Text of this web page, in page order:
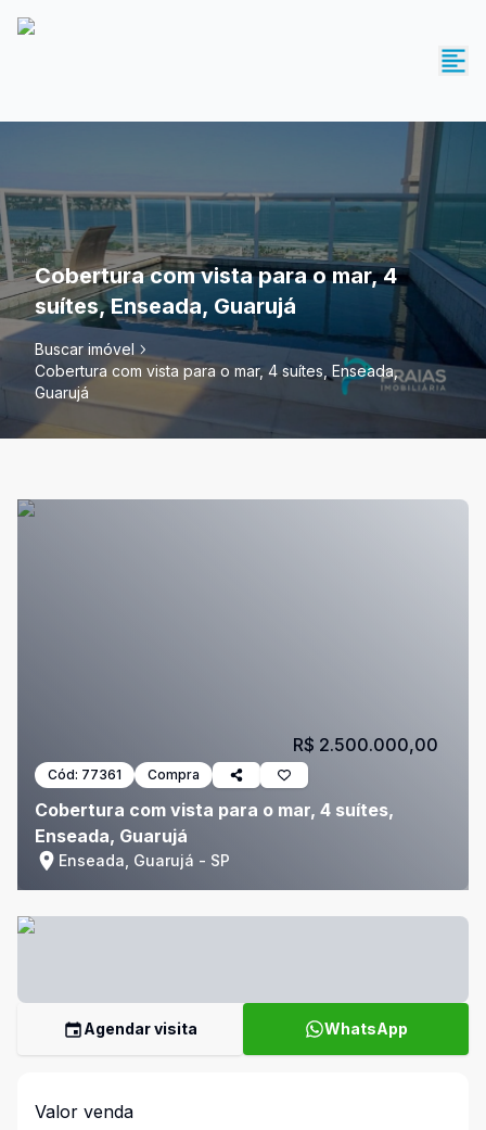
Cobertura com vista para o mar, 4
suítes, Enseada, Guarujá
Buscar imóvel
Cobertura com vista para o mar, 4 suítes, Enseada,
Guarujá
Cód: 77361 Compra
Cobertura com vista para o mar, 4 suítes,
Enseada, Guarujá
Enseada, Guarujá - SP
R$ 2.500.000,00
Agendar visita WhatsApp
Valor venda